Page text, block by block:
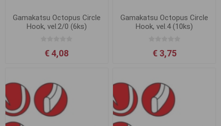
Gamakatsu Octopus Circle
Hook, vel.2/0 (6ks)
€ 4,08
Gamakatsu Octopus Circle
Hook, vel.4 (10ks)
€ 3,75